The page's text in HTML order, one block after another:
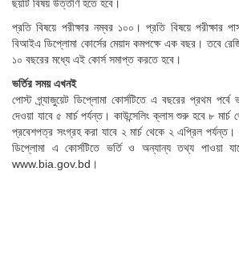
ছয়টি বিষয় উত্তীর্ণ হতে হবে।
প্রতি বিষয়ে পরীক্ষার নম্বর ১০০। প্রতি বিষয়ে পরীক্ষার
বিআইএ ডিপ্লোমা কোর্সের মেয়াদ কমপক্ষে এক বছর। তবে
১০ বছরের মধ্যে এই কোর্স সমাপ্ত করতে হবে।
ভর্তির সময় এখনই
পোস্ট গ্র্যাজুয়েট ডিপ্লোমা কোর্সটিতে এ বছরের প্রথম পর্বে
দেওয়া যাবে ৫ মার্চ পর্যন্ত। কাউন্সেলিং ক্লাস শুরু হবে ৮ মার্চ
প্রবেশপত্র সংগ্রহ করা যাবে ২ মার্চ থেকে ২ এপ্রিল
ডিপ্লোমা এ কোর্সটিতে ভর্তি ও অন্যান্য তথ্য পাওয়া
www.bia.gov.bd।